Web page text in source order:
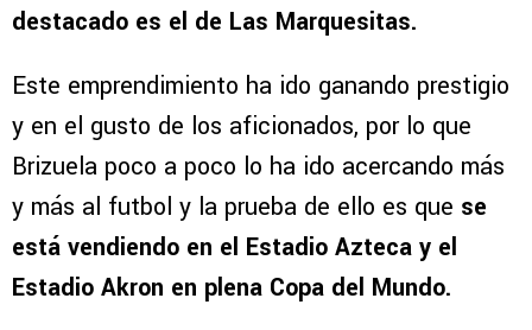
destacado es el de Las Marquesitas.
Este emprendimiento ha ido ganando prestigio
y en el gusto de los aficionados, por lo que
Brizuela poco a poco lo ha ido acercando más
y más al futbol y la prueba de ello es que se
está vendiendo en el Estadio Azteca y el
Estadio Akron en plena Copa del Mundo.